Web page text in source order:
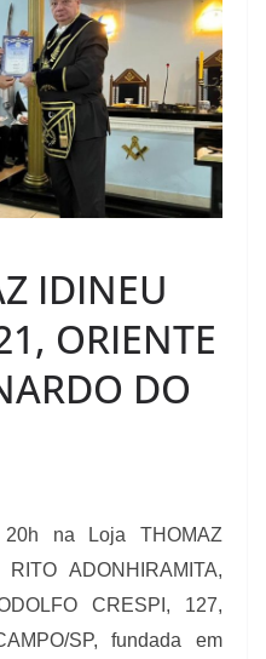
IDINEU
ORIENTE
DO
na Loja THOMAZ
ADONHIRAMITA,
CRESPI, 127,
SP, fundada em